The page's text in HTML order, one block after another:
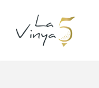
Saltar